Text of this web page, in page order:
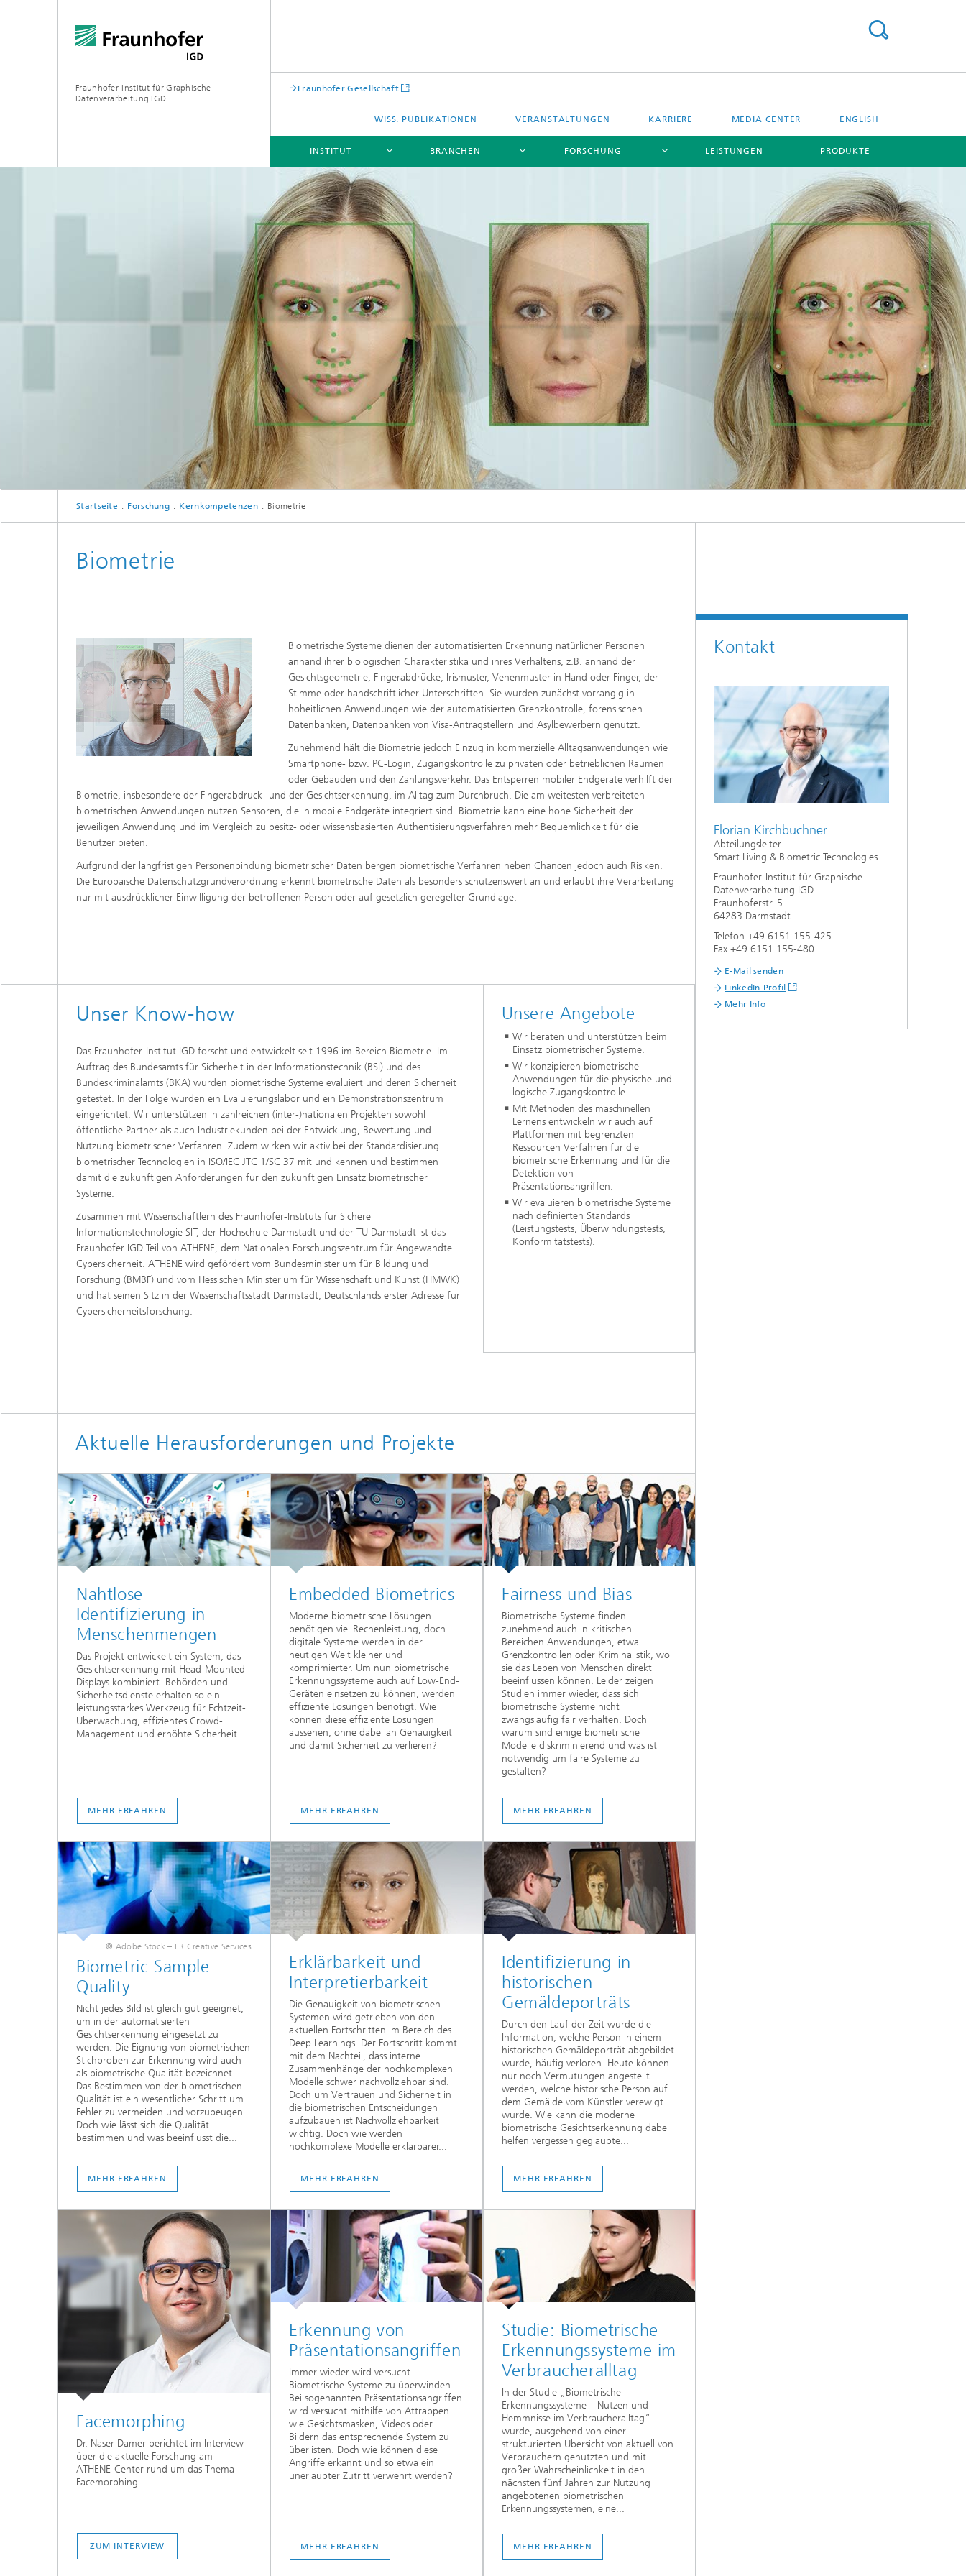
Fraunhofer-Institut für Graphische
Datenverarbeitung IGD
Fraunhofer Gesellschaft
WISS. PUBLIKATIONEN VERANSTALTUNGEN KARRIERE MEDIA CENTER ENGLISH
INSTITUT BRANCHEN
Infrastruktur
Digital Ocean Lab
FORSCHUNG
Virtual, Augemented & Extended
LEISTUNGEN PRODUKTE
Startseite Forschung Kernkompetenzen Biometrie
Biometrie
Biometrische Systeme dienen der automatisierten Erkennung natürlicher Personen
anhand ihrer biologischen Charakteristika und ihres Verhaltens, z.B. anhand der
Gesichtsgeometrie, Fingerabdrücke, Irismuster, Venenmuster in Hand oder Finger, der
Stimme oder handschriftlicher Unterschriften. Sie wurden zunächst vorrangig in
hoheitlichen Anwendungen wie der automatisierten Grenzkontrolle, forensischen
Datenbanken, Datenbanken von Visa-Antragstellern und Asylbewerbern genutzt.
Zunehmend hält die Biometrie jedoch Einzug in kommerzielle Alltagsanwendungen wie
Smartphone- bzw. PC-Login, Zugangskontrolle zu privaten oder betrieblichen Räumen
oder Gebäuden und den Zahlungsverkehr. Das Entsperren mobiler Endgeräte verhilft der
Biometrie, insbesondere der Fingerabdruck- und der Gesichtserkennung, im Alltag zum Durchbruch. Die am weitesten verbreiteten
biometrischen Anwendungen nutzen Sensoren, die in mobile Endgeräte integriert sind. Biometrie kann eine hohe Sicherheit der
jeweiligen Anwendung und im Vergleich zu besitz- oder wissensbasierten Authentisierungsverfahren mehr Bequemlichkeit für die
Benutzer bieten.
Aufgrund der langfristigen Personenbindung biometrischer Daten bergen biometrische Verfahren neben Chancen jedoch auch Risiken.
Die Europäische Datenschutzgrundverordnung erkennt biometrische Daten als besonders schützenswert an und erlaubt ihre Verarbeitung
nur mit ausdrücklicher Einwilligung der betroffenen Person oder auf gesetzlich geregelter Grundlage.
Unser Know-how
Das Fraunhofer-Institut IGD forscht und entwickelt seit 1996 im Bereich Biometrie. Im
Auftrag des Bundesamts für Sicherheit in der Informationstechnik (BSI) und des
Bundeskriminalamts (BKA) wurden biometrische Systeme evaluiert und deren Sicherheit
getestet. In der Folge wurden ein Evaluierungslabor und ein Demonstrationszentrum
eingerichtet. Wir unterstützen in zahlreichen (inter-)nationalen Projekten sowohl
öffentliche Partner als auch Industriekunden bei der Entwicklung, Bewertung und
Nutzung biometrischer Verfahren. Zudem wirken wir aktiv bei der Standardisierung
biometrischer Technologien in ISO/IEC JTC 1/SC 37 mit und kennen und bestimmen
damit die zukünftigen Anforderungen für den zukünftigen Einsatz biometrischer
Systeme.
Zusammen mit Wissenschaftlern des Fraunhofer-Instituts für Sichere
Informationstechnologie SIT, der Hochschule Darmstadt und der TU Darmstadt ist das
Fraunhofer IGD Teil von ATHENE, dem Nationalen Forschungszentrum für Angewandte
Cybersicherheit. ATHENE wird gefördert vom Bundesministerium für Bildung und
Forschung (BMBF) und vom Hessischen Ministerium für Wissenschaft und Kunst (HMWK)
und hat seinen Sitz in der Wissenschaftsstadt Darmstadt, Deutschlands erster Adresse für
Cybersicherheitsforschung.
Unsere Angebote
Wir beraten und unterstützen beim
Einsatz biometrischer Systeme.
Wir konzipieren biometrische
Anwendungen für die physische und
logische Zugangskontrolle.
Mit Methoden des maschinellen
Lernens entwickeln wir auch auf
Plattformen mit begrenzten
Ressourcen Verfahren für die
biometrische Erkennung und für die
Detektion von
Präsentationsangriffen.
Wir evaluieren biometrische Systeme
nach definierten Standards
(Leistungstests, Überwindungstests,
Konformitätstests).
Aktuelle Herausforderungen und Projekte
Nahtlose
Identifizierung in
Menschenmengen
Das Projekt entwickelt ein System, das
Gesichtserkennung mit Head-Mounted
Displays kombiniert. Behörden und
Sicherheitsdienste erhalten so ein
leistungsstarkes Werkzeug für Echtzeit-
Überwachung, effizientes Crowd-
Management und erhöhte Sicherheit
MEHR ERFAHREN
Embedded Biometrics
Moderne biometrische Lösungen
benötigen viel Rechenleistung, doch
digitale Systeme werden in der
heutigen Welt kleiner und
komprimierter. Um nun biometrische
Erkennungssysteme auch auf Low-End-
Geräten einsetzen zu können, werden
effiziente Lösungen benötigt. Wie
können diese effiziente Lösungen
aussehen, ohne dabei an Genauigkeit
und damit Sicherheit zu verlieren?
MEHR ERFAHREN
Fairness und Bias
Biometrische Systeme finden
zunehmend auch in kritischen
Bereichen Anwendungen, etwa
Grenzkontrollen oder Kriminalistik, wo
sie das Leben von Menschen direkt
beeinflussen können. Leider zeigen
Studien immer wieder, dass sich
biometrische Systeme nicht
zwangsläufig fair verhalten. Doch
warum sind einige biometrische
Modelle diskriminierend und was ist
notwendig um faire Systeme zu
gestalten?
MEHR ERFAHREN
© Adobe Stock – ER Creative Services
Biometric Sample
Quality
Nicht jedes Bild ist gleich gut geeignet,
um in der automatisierten
Gesichtserkennung eingesetzt zu
werden. Die Eignung von biometrischen
Stichproben zur Erkennung wird auch
als biometrische Qualität bezeichnet.
Das Bestimmen von der biometrischen
Qualität ist ein wesentlicher Schritt um
Fehler zu vermeiden und vorzubeugen.
Doch wie lässt sich die Qualität
bestimmen und was beeinflusst die...
MEHR ERFAHREN
Erklärbarkeit und
Interpretierbarkeit
Die Genauigkeit von biometrischen
Systemen wird getrieben von den
aktuellen Fortschritten im Bereich des
Deep Learnings. Der Fortschritt kommt
mit dem Nachteil, dass interne
Zusammenhänge der hochkomplexen
Modelle schwer nachvollziehbar sind.
Doch um Vertrauen und Sicherheit in
die biometrischen Entscheidungen
aufzubauen ist Nachvollziehbarkeit
wichtig. Doch wie werden
hochkomplexe Modelle erklärbarer...
MEHR ERFAHREN
Identifizierung in
historischen
Gemäldeporträts
Durch den Lauf der Zeit wurde die
Information, welche Person in einem
historischen Gemäldeporträt abgebildet
wurde, häufig verloren. Heute können
nur noch Vermutungen angestellt
werden, welche historische Person auf
dem Gemälde vom Künstler verewigt
wurde. Wie kann die moderne
biometrische Gesichtserkennung dabei
helfen vergessen geglaubte...
MEHR ERFAHREN
Facemorphing
Dr. Naser Damer berichtet im Interview
über die aktuelle Forschung am
ATHENE-Center rund um das Thema
Facemorphing.
ZUM INTERVIEW
Erkennung von
Präsentationsangriffen
Immer wieder wird versucht
Biometrische Systeme zu überwinden.
Bei sogenannten Präsentationsangriffen
wird versucht mithilfe von Attrappen
wie Gesichtsmasken, Videos oder
Bildern das entsprechende System zu
überlisten. Doch wie können diese
Angriffe erkannt und so etwa ein
unerlaubter Zutritt verwehrt werden?
MEHR ERFAHREN
Studie: Biometrische
Erkennungssysteme im
Verbraucheralltag
In der Studie „Biometrische
Erkennungssysteme – Nutzen und
Hemmnisse im Verbraucheralltag“
wurde, ausgehend von einer
strukturierten Übersicht von aktuell von
Verbrauchern genutzten und mit
großer Wahrscheinlichkeit in den
nächsten fünf Jahren zur Nutzung
angebotenen biometrischen
Erkennungssystemen, eine...
MEHR ERFAHREN
Kontakt
Florian Kirchbuchner
Abteilungsleiter
Smart Living & Biometric Technologies
Fraunhofer-Institut für Graphische
Datenverarbeitung IGD
Fraunhoferstr. 5
64283 Darmstadt
Telefon +49 6151 155-425
Fax +49 6151 155-480
E-Mail senden
LinkedIn-Profil
Mehr Info